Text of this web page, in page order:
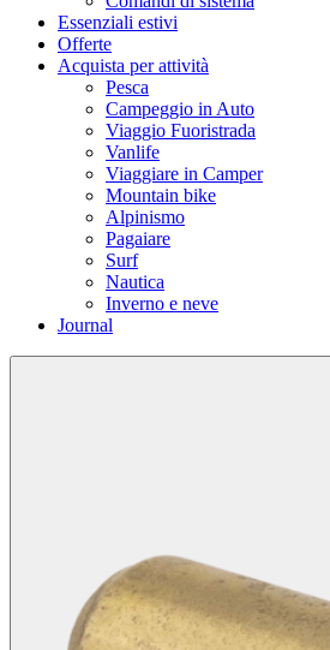
Essenziali estivi
Offerte
Acquista per attività
Pesca
Campeggio in Auto
Viaggio Fuoristrada
Vanlife
Viaggiare in Camper
Mountain bike
Alpinismo
Pagaiare
Surf
Nautica
Inverno e neve
Journal